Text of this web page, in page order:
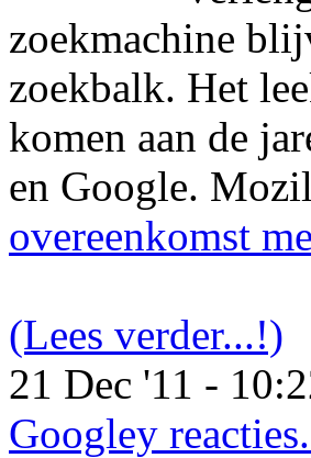
zoekmachine
zoekbalk. Het
komen aan de
en Google.
overeenkomst
(Lees verder...!)
21 Dec '11 -
Googley